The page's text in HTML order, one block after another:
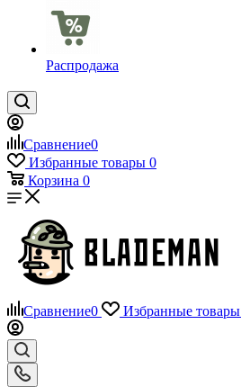
Распродажа
Сравнение0
Избранные товары 0
Корзина 0
Сравнение0 Избранные товары